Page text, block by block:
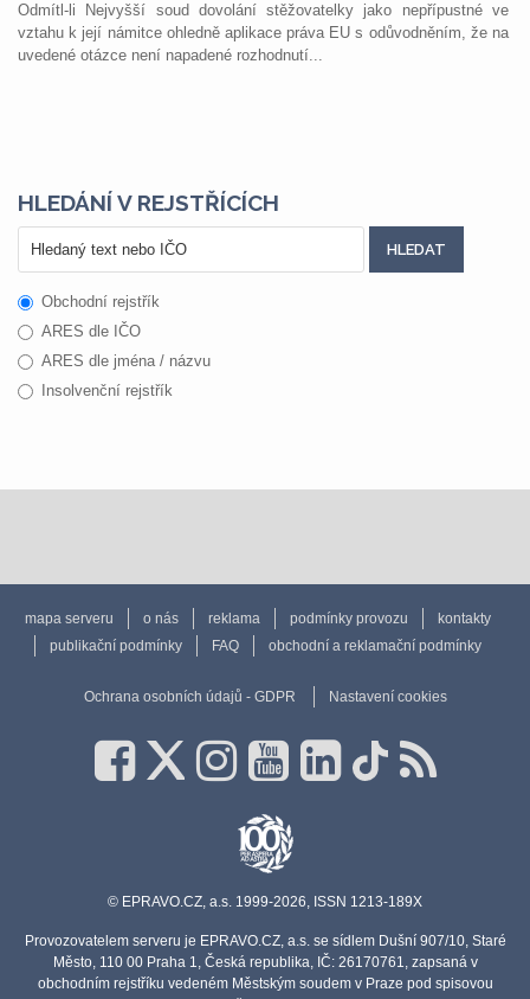
Odmítl-li Nejvyšší soud dovolání stěžovatelky jako nepřípustné ve
vztahu k její námitce ohledně aplikace práva EU s odůvodněním, že na
uvedené otázce není napadené rozhodnutí...
HLEDÁNÍ V REJSTŘÍCÍCH
Obchodní rejstřík
ARES dle IČO
ARES dle jména / názvu
Insolvenční rejstřík
mapa serveru o nás reklama podmínky provozu
kontakty
publikační podmínky
FAQ obchodní a reklamační podmínky
Ochrana osobních údajů - GDPR Nastavení cookies
© EPRAVO.CZ, a.s. 1999-2026, ISSN 1213-189X
Provozovatelem serveru je EPRAVO.CZ, a.s. se sídlem Dušní 907/10, Staré
Město, 110 00 Praha 1, Česká republika, IČ: 26170761, zapsaná v
obchodním rejstříku vedeném Městským soudem v Praze pod spisovou